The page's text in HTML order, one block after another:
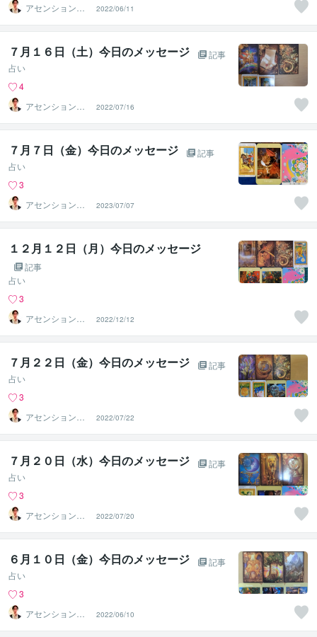
アセンションナ
ビゲーター和（K
azu）
2022/06/11
７月１６日（土）今日のメッセージ
記事
占い
4
アセンションナ
ビゲーター和（K
azu）
2022/07/16
７月７日（金）今日のメッセージ
記事
占い
3
アセンションナ
ビゲーター和（K
azu）
2023/07/07
１２月１２日（月）今日のメッセージ
記事
占い
3
アセンションナ
ビゲーター和（K
azu）
2022/12/12
７月２２日（金）今日のメッセージ
記事
占い
3
アセンションナ
ビゲーター和（K
azu）
2022/07/22
７月２０日（水）今日のメッセージ
記事
占い
3
アセンションナ
ビゲーター和（K
azu）
2022/07/20
６月１０日（金）今日のメッセージ
記事
占い
3
アセンションナ
ビゲーター和（K
azu）
2022/06/10